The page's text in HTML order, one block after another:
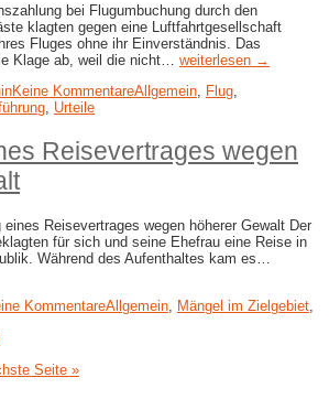
bei Flugumbuchung durch den
klagten gegen eine Luftfahrtgesellschaft
Fluges ohne ihr Einverständnis. Das
Klage ab, weil die nicht… weiterlesen →
Keine KommentareAllgemein Flug
Urteile
Reisevertrages wegen
Reisevertrages wegen höherer Gewalt Der
für sich und seine Ehefrau eine Reise in
Während des Aufenthaltes kam es…
KommentareAllgemein Mängel im Zielgebiet
Seite »